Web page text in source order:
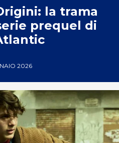
la trama
prequel di
2026